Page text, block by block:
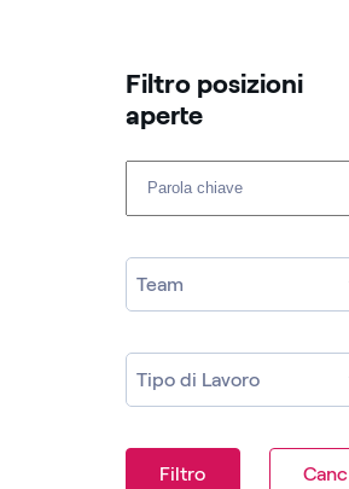
Filtro posizioni
aperte ​
Team
Tipo di Lavoro
Filtro
Canc